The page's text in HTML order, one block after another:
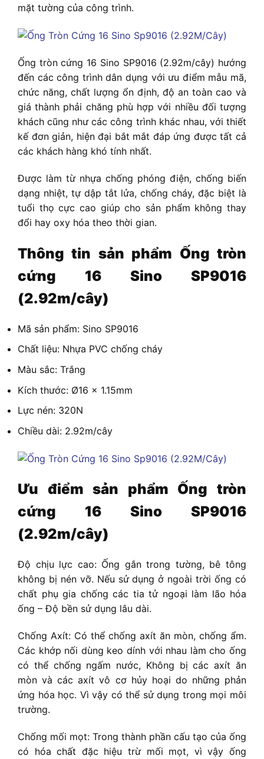
mặt tường của công trình.
Ống tròn cứng 16 Sino SP9016 (2.92m/cây) hướng
đến các công trình dân dụng với ưu điểm mẫu mã,
chức năng, chất lượng ổn định, độ an toàn cao và
giá thành phải chăng phù hợp với nhiều đối tượng
khách cũng như các công trình khác nhau, với thiết
kế đơn giản, hiện đại bắt mắt đáp ứng được tất cả
các khách hàng khó tính nhất.
Được làm từ nhựa chống phóng điện, chống biến
dạng nhiệt, tự dập tắt lửa, chống cháy, đặc biệt là
tuổi thọ cực cao giúp cho sản phẩm không thay
đổi hay oxy hóa theo thời gian.
Thông tin sản phẩm Ống tròn
cứng 16 Sino SP9016
(2.92m/cây)
Mã sản phẩm: Sino SP9016
Chất liệu: Nhựa PVC chống cháy
Màu sắc: Trắng
Kích thước: Ø16 x 1.15mm
Lực nén: 320N
Chiều dài: 2.92m/cây
Ưu điểm sản phẩm Ống tròn
cứng 16 Sino SP9016
(2.92m/cây)
Độ chịu lực cao: Ống gắn trong tường, bê tông
không bị nén vỡ. Nếu sử dụng ở ngoài trời ống có
chất phụ gia chống các tia tử ngoại làm lão hóa
ống – Độ bền sử dụng lâu dài.
Chống Axít: Có thể chống axít ăn mòn, chống ẩm.
Các khớp nối dùng keo dính với nhau làm cho ống
có thể chống ngấm nước, Không bị các axít ăn
mòn và các axít vô cơ hủy hoại do những phản
ứng hóa học. Vì vậy có thể sử dụng trong mọi môi
trường.
Chống mối mọt: Trong thành phần cấu tạo của ống
có hóa chất đặc hiệu trừ mối mọt, vì vậy ống